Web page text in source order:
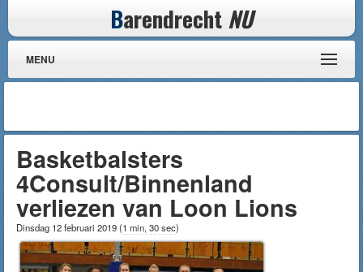
Barendrecht NU
MENU
Basketbalsters
4Consult/Binnenland
verliezen van Loon Lions
Dinsdag 12 februari 2019(1 min, 30 sec)